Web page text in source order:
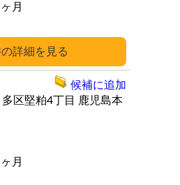
詳細
ヶ月
多区堅粕4丁目
鹿児島本
ヶ月
候補に追加